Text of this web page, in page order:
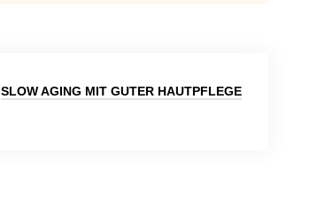
SLOW AGING MIT GUTER HAUTPFLEGE